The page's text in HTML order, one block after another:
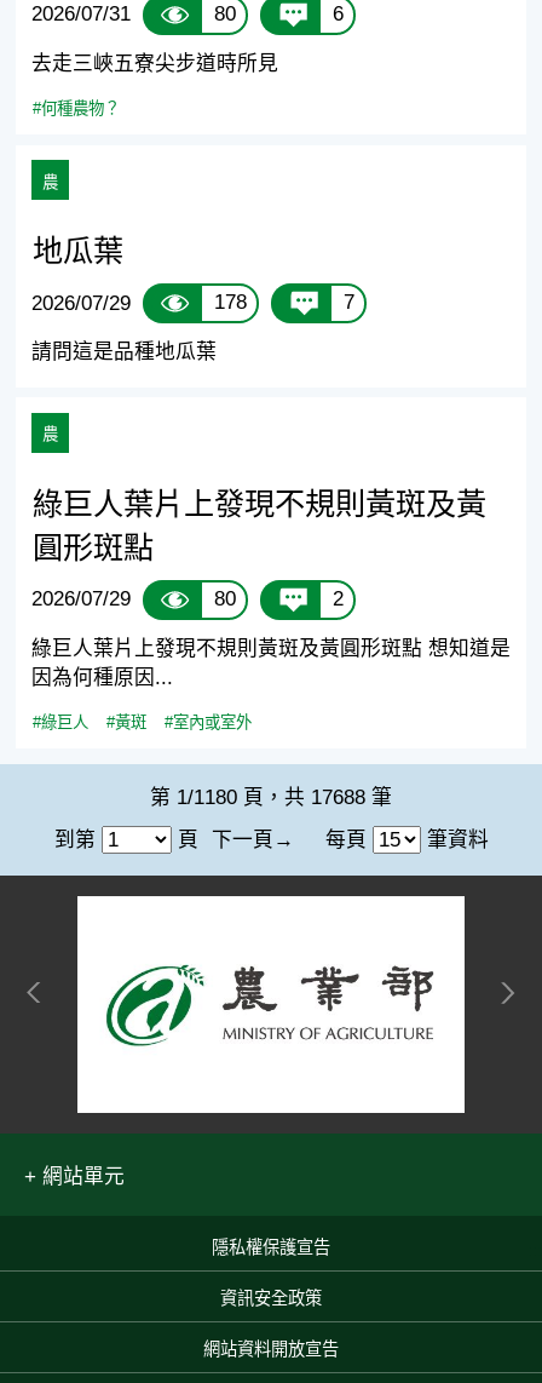
2026/07/31 80 6
去走三峽五寮尖步道時所見
#何種農物？
農
地瓜葉
2026/07/29 178 7
請問這是品種地瓜葉
農
綠巨人葉片上發現不規則黃斑及黃
圓形斑點
2026/07/29 80 2
綠巨人葉片上發現不規則黃斑及黃圓形斑點 想知道是
因為何種原因...
#綠巨人 #黃斑 #室內或室外
第 1/1180 頁，共 17688 筆
到第
頁 下一頁 每頁 筆資料
網站單元
隱私權保護宣告
資訊安全政策
網站資料開放宣告